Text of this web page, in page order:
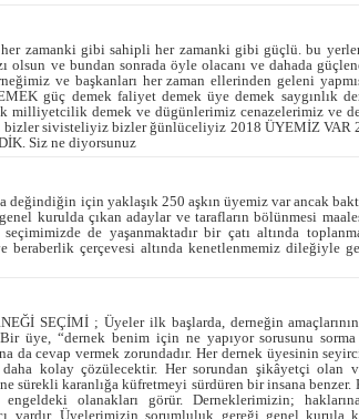
zamanki gibi sahipli her zamanki gibi güçlü. bu
olsun ve bundan sonrada öyle olacanı ve dahada
ve başkanları her zaman ellerinden geleni
güç demek faliyet demek üye demek saygınlık
milliyetcilik demek ve dügünlerimiz cenazelerimiz ve
sivisteliyiz bizler ğünlüceliyiz 2018 ÜYEMİZ VAR
Siz ne diyorsunuz
için yaklaşık 250 aşkın üyemiz var ancak
kurulda çıkan adaylar ve tarafların bölünmesi
de yaşanmaktadır bir çatı altında
beraberlik çerçevesi altında kenetlenmemiz dileğiyle
SEÇİMİ ; Üyeler ilk başlarda, derneğin
üye, “dernek benim için ne yapıyor sorusunu sorma
da cevap vermek zorundadır. Her dernek üyesinin
daha kolay çözülecektir. Her sorundan şikâyetçi olan
sürekli karanlığa küfretmeyi sürdüren bir insana benzer.
olanakları görür. Derneklerimizin;
vardır. Üyelerimizin sorumluluk gereği genel kurula